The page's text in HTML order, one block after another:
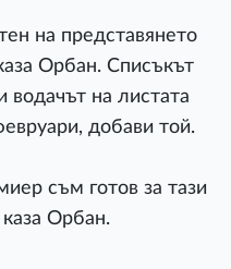
на представянето
Орбан. Списъкът
на листата
добави той.
съм готов за тази
каза Орбан.